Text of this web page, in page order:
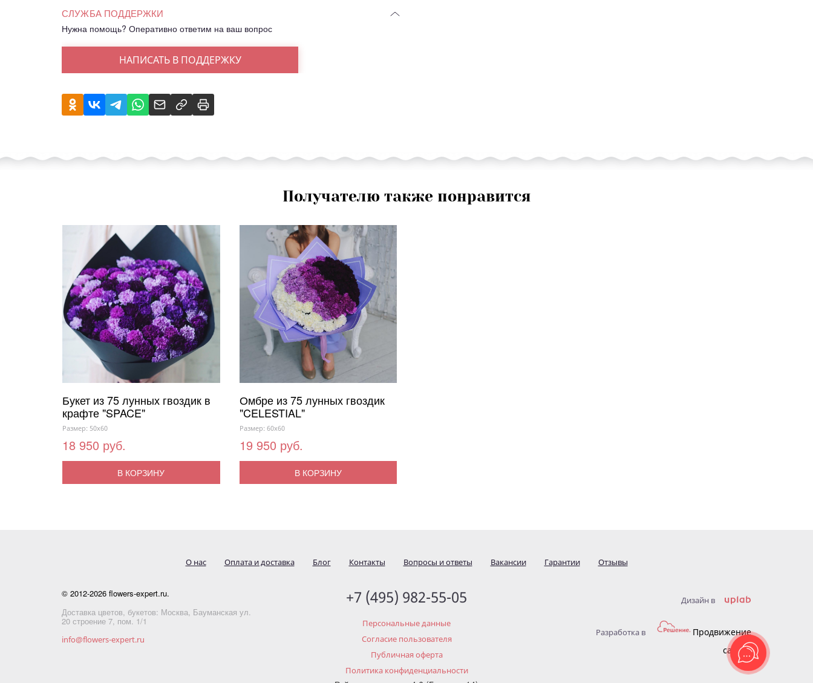
СЛУЖБА ПОДДЕРЖКИ
Нужна помощь? Оперативно ответим на ваш вопрос
НАПИСАТЬ В ПОДДЕРЖКУ
Получателю также понравится
Букет из 75 лунных гвоздик в
крафте "SPACE"
Размер: 50x60
18 950 руб.
В КОРЗИНУ
Омбре из 75 лунных гвоздик
"CELESTIAL"
Размер: 60x60
19 950 руб.
В КОРЗИНУ
О нас Оплата и доставка Блог Контакты Вопросы и ответы Вакансии Гарантии Отзывы
© 2012-2026 flowers-expert.ru.
Доставка цветов, букетов: Москва, Бауманская ул.
20 строение 7, пом. 1/1
info@flowers-expert.ru
+7 (495) 982-55-05
Персональные данные
Согласие пользователя
Публичная оферта
Политика конфиденциальности
Дизайн в
Разработка в
Продвижение
сайтов